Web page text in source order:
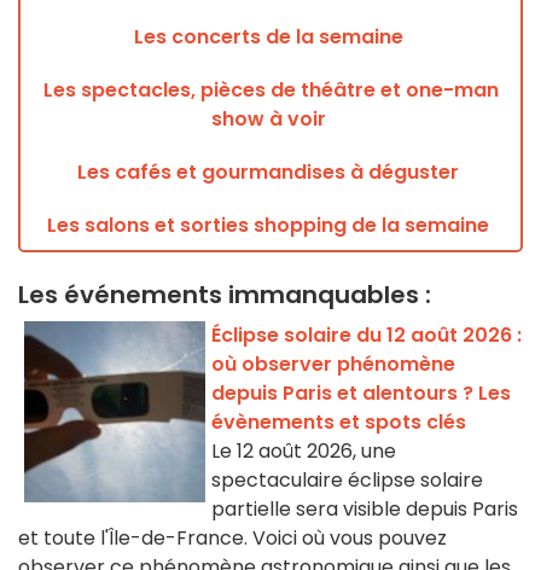
Les concerts de la semaine
Les spectacles, pièces de théâtre et one-man
show à voir
Les cafés et gourmandises à déguster
Les salons et sorties shopping de la semaine
Les événements immanquables :
Éclipse solaire du 12 août 2026 :
où observer phénomène
depuis Paris et alentours ? Les
évènements et spots clés
Le 12 août 2026, une
spectaculaire éclipse solaire
partielle sera visible depuis Paris
et toute l'Île-de-France. Voici où vous pouvez